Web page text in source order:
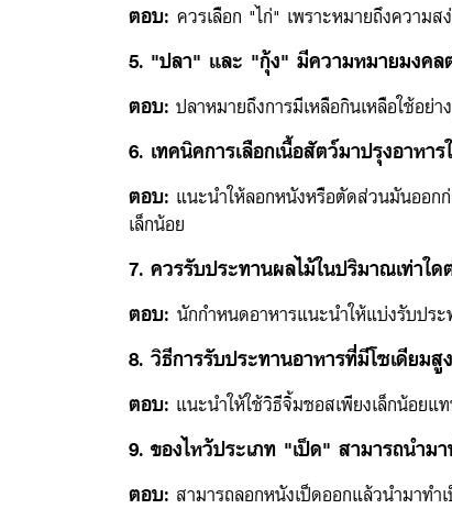
ตอบ: ควรเลือก "ไก่" เพราะหมายถึงความ
5. "ปลา" และ "กุ้ง" มีความหมายมงคล
ตอบ: ปลาหมายถึงการมีเหลือกินเหลือใช้อ
6. เทคนิคการเลือกเนื้อสัตว์มาปรุงอาหา
ตอบ: แนะนำให้ลอกหนังหรือตัดส่วนมันออก
เล็กน้อย
7. ควรรับประทานผลไม้ในปริมาณเท่าใด
ตอบ: นักกำหนดอาหารแนะนำให้แบ่งรับป
8. วิธีการรับประทานอาหารที่มีโซเดียม
ตอบ: แนะนำให้ใช้วิธีจิ้มซอสเพียงเล็กน้อย
9. ของไหว้ประเภท "เป็ด" สามารถนำม
ตอบ: สามารถลอกหนังเป็ดออกแล้วนำมาทำ